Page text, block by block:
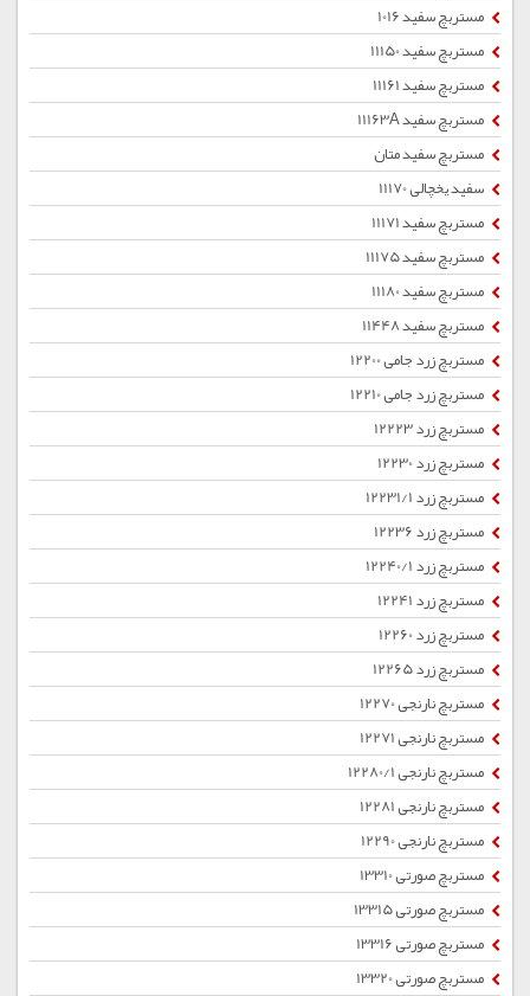
مستربچ سفید 1016
مستربچ سفید 11150
مستربچ سفید 11161
مستربچ سفید 11163A
مستربچ سفید متان
سفید یخچالی 11170
مستربچ سفید 11171
مستربچ سفید 11175
مستربچ سفید 11180
مستربچ سفید 11448
مستربچ زرد جامی 12200
مستربچ زرد جامی 12210
مستربچ زرد 12223
مستربچ زرد 12230
مستربچ زرد 12231/1
مستربچ زرد 12236
مستربچ زرد 12240/1
مستربچ زرد 12241
مستربچ زرد 12260
مستربچ زرد 12265
مستربچ نارنجی 12270
مستربچ نارنجی 12271
مستربچ نارنجی 12280/1
مستربچ نارنجی 12281
مستربچ نارنجی 12290
مستربچ صورتی 13310
مستربچ صورتی 13315
مستربچ صورتی 13316
مستربچ صورتی 13320